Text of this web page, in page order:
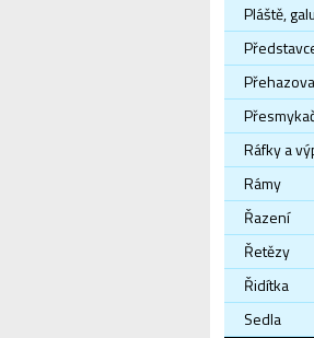
Pláště,
Ráfky a
Rámy
Řazení
Řetězy
Řidítka
Sedla